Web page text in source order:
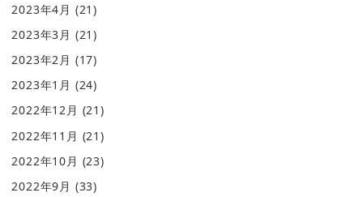
2023年4月 (21)
2023年3月 (21)
2023年2月 (17)
2023年1月 (24)
2022年12月 (21)
2022年11月 (21)
2022年10月 (23)
2022年9月 (33)